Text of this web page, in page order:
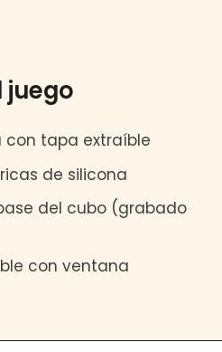
juego
con tapa extraíble
de silicona
del cubo (grabado
con ventana